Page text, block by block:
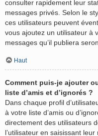
consulter rapidement leur
messages privés. Selon le
ces utilisateurs peuvent
vous ajoutez un utilisateur à
messages qu’il publiera
Haut
Comment puis-je ajouter
liste d’amis et d’ignorés ?
Dans chaque profil
à votre liste d’amis ou
directement des utilisateurs
l’utilisateur en saisissant